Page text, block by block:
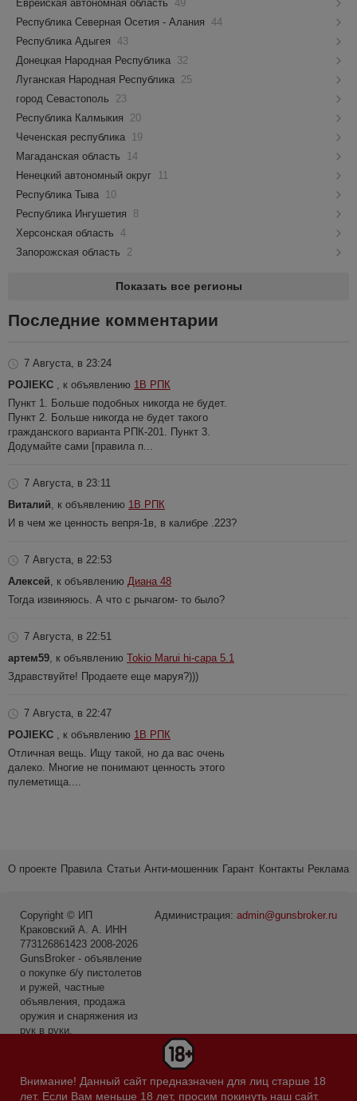
Еврейская автономная область 49
Республика Северная Осетия - Алания 44
Республика Адыгея 43
Донецкая Народная Республика 32
Луганская Народная Республика 25
город Севастополь
23
Республика Калмыкия
20
Чеченская республика 19
Магаданская область
14
Ненецкий автономный округ 11
Республика Тыва 10
Республика Ингушетия
8
Херсонская область 4
Запорожская область
2
Показать все регионы
Последние комментарии
7 Августа, в 23:24
POJIEKC
, к объявлению 1В РПК
Пункт 1. Больше подобных никогда не будет.
Пункт 2. Больше никогда не будет такого
гражданского варианта РПК-201. Пункт 3.
Додумайте сами [правила п...
7 Августа, в 23:11
Виталий , к объявлению 1В РПК
И в чем же ценность вепря-1в, в калибре .223?
7 Августа, в 22:53
Алексей , к объявлению Диана 48
Тогда извиняюсь. А что с рычагом- то было?
7 Августа, в 22:51
артем59 , к объявлению Tokio Marui hi-capa 5.1
Здравствуйте! Продаете еще маруя?)))
7 Августа, в 22:47
POJIEKC
, к объявлению 1В РПК
Отличная вещь. Ищу такой, но да вас очень
далеко. Многие не понимают ценность этого
пулеметища....
Внимание! Данный сайт предназначен для лиц старше 18
лет. Если Вам меньше 18 лет, просим покинуть наш сайт.
О проекте Правила Статьи Анти-мошенник Гарант Контакты Реклама
Администрация: admin@gunsbroker.ru
Copyright © ИП
Краковский А. А. ИНН
773126861423 2008-2026
GunsBroker - объявление
о покупке б/у пистолетов
и ружей, частные
объявления, продажа
оружия и снаряжения из
рук в руки.
и рыбалка по данным